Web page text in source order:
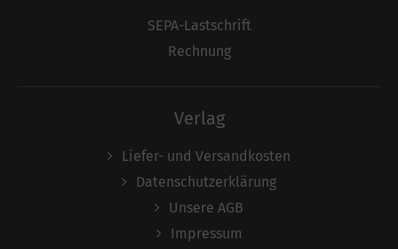
SEPA-Lastschrift
Rechnung
Verlag
Liefer- und Versandkosten
Datenschutzerklärung
Unsere AGB
Impressum